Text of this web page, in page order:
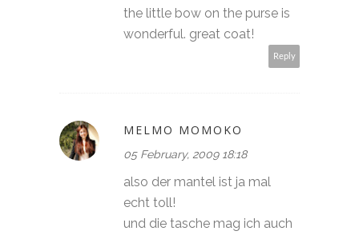
the little bow on the purse is
wonderful. great coat!
Reply
MELMO MOMOKO
05 February, 2009 18:18
also der mantel ist ja mal
echt toll!
und die tasche mag ich auch